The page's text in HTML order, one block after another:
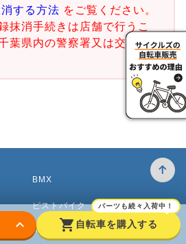
する方法 をご覧ください。
抹消手続きは店舗で行うこ
葉県内の警察署又は交番ま
keyboard_arrow_down shopping_cart
パーツも続々入荷中！
自転車を購入する
BMX
ピストバイク
ベビーカー